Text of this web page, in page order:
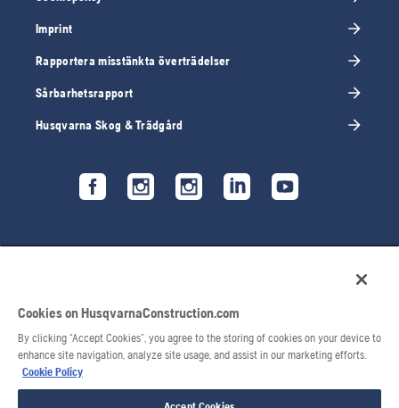
Imprint
Rapportera misstänkta överträdelser
Sårbarhetsrapport
Husqvarna Skog & Trädgård
© 2026 Husqvarna AB. Alla rättigheter förbehålls.
Cookies on HusqvarnaConstruction.com
By clicking “Accept Cookies”, you agree to the storing of cookies on your device to
enhance site navigation, analyze site usage, and assist in our marketing efforts.
Cookie Policy